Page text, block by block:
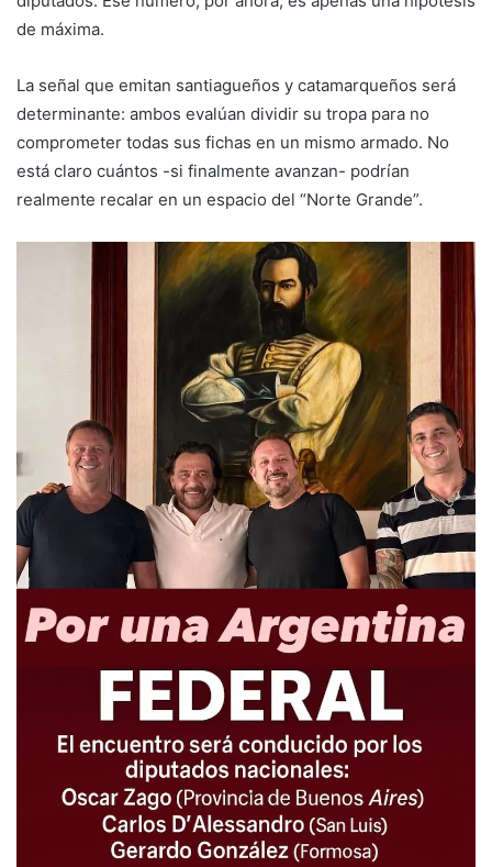
de máxima.
La señal que emitan santiagueños y catamarqueños será
determinante: ambos evalúan dividir su tropa para no
comprometer todas sus fichas en un mismo armado. No
está claro cuántos -si finalmente avanzan- podrían
realmente recalar en un espacio del “Norte Grande”.